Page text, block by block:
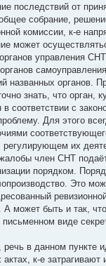
последствий от
собрание,
комиссии, к-е
может
управления
названных органов.
знать, что орган,
соответствии с
Для этого
регулирующем их
член СНТ подаёт
порядком.
Это
может быть и так,
виде
в данном пункте
к-е затрагивают